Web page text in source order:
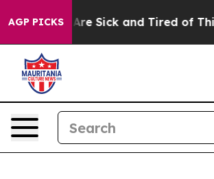
AGP PICKSAre Sick and Tired of This